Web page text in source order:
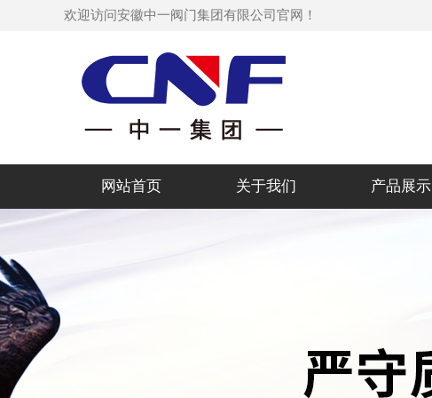
欢迎访问安徽中一阀门集团有限公司官网！
网站首页 关于我们 产品展示